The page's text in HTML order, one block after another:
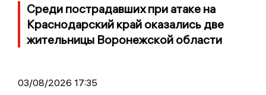
Среди пострадавших при атаке на
Краснодарский край оказались две
жительницы Воронежской области
03/08/2026 17:35